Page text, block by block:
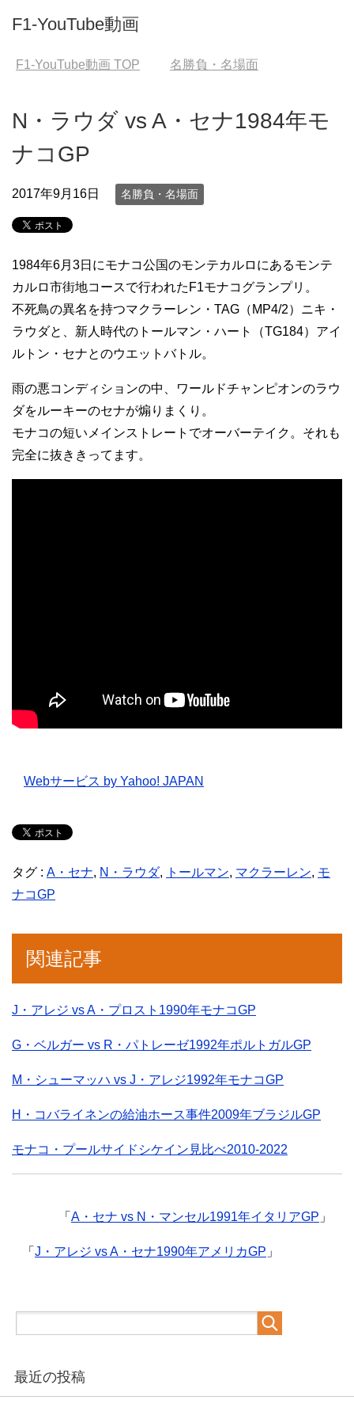
F1-YouTube動画
F1-YouTube動画 TOP 名勝負・名場面
N・ラウダ vs A・セナ1984年モ
ナコGP
2017年9月16日 名勝負・名場面
1984年6月3日にモナコ公国のモンテカルロにあるモンテ
カルロ市街地コースで行われたF1モナコグランプリ。
不死鳥の異名を持つマクラーレン・TAG（MP4/2）ニキ・
ラウダと、新人時代のトールマン・ハート（TG184）アイ
ルトン・セナとのウエットバトル。
雨の悪コンディションの中、ワールドチャンピオンのラウ
ダをルーキーのセナが煽りまくり。
モナコの短いメインストレートでオーバーテイク。それも
完全に抜ききってます。
Webサービス by Yahoo! JAPAN
タグ : A・セナ, N・ラウダ, トールマン, マクラーレン, モ
ナコGP
関連記事
J・アレジ vs A・プロスト1990年モナコGP
G・ベルガー vs R・パトレーゼ1992年ポルトガルGP
M・シューマッハ vs J・アレジ1992年モナコGP
H・コバライネンの給油ホース事件2009年ブラジルGP
モナコ・プールサイドシケイン見比べ2010-2022
「 A・セナ vs N・マンセル1991年イタリアGP 」
「 J・アレジ vs A・セナ1990年アメリカGP 」
最近の投稿